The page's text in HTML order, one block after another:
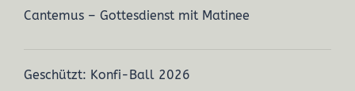
Cantemus – Gottesdienst mit Matinee
Geschützt: Konfi-Ball 2026